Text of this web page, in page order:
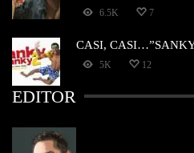
6.5K 7
CASI,
5K 12
EDITOR